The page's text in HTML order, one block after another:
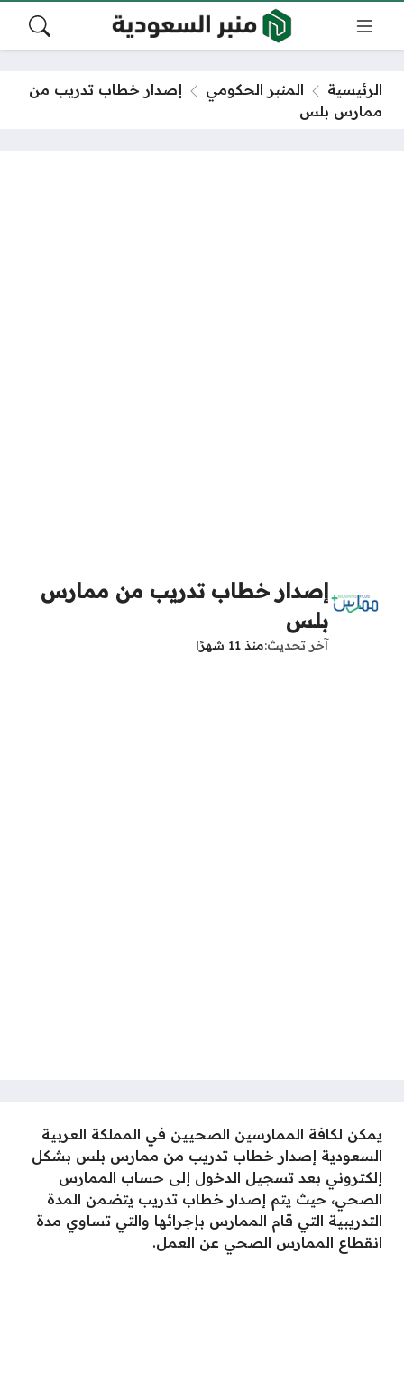
الرئيسية المنبر الحكومي
إصدار خطاب تدريب من
ممارس بلس
إصدار خطاب تدريب من ممارس
بلس
آخر تحديث منذ 11 شهرًا
يمكن لكافة الممارسين الصحيين في المملكة العربية
السعودية إصدار خطاب تدريب من ممارس بلس بشكل
إلكتروني بعد تسجيل الدخول إلى حساب الممارس
الصحي، حيث يتم إصدار خطاب تدريب يتضمن المدة
التدريبية التي قام الممارس بإجرائها والتي تساوي مدة
انقطاع الممارس الصحي عن العمل.